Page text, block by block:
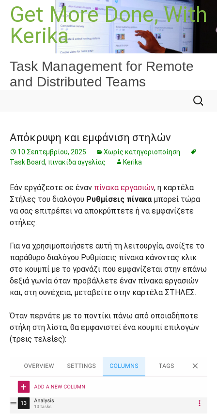
Μετάβαση
περιεχόμενο
Get More Done, With
Kerika
Task Management for Remote
and Distributed Teams
για:
Απόκρυψη και εμφάνιση στηλών
10 Σεπτεμβρίου, 2025
Χωρίς κατηγοριοποίηση
Task Board, πινακίδα αγγελίας Kerika
Εάν εργάζεστε σε έναν πίνακα εργασιών, η καρτέλα
Στήλες του διαλόγου Ρυθμίσεις πίνακα μπορεί τώρα
να σας επιτρέπει να αποκρύπτετε ή να εμφανίζετε
στήλες.
Για να χρησιμοποιήσετε αυτή τη λειτουργία, ανοίξτε το
παράθυρο διαλόγου Ρυθμίσεις πίνακα κάνοντας κλικ
στο κουμπί με το γρανάζι που εμφανίζεται στην επάνω
δεξιά γωνία όταν προβάλλετε έναν πίνακα εργασιών
και, στη συνέχεια, μεταβείτε στην καρτέλα ΣΤΗΛΕΣ.
Όταν περνάτε με το ποντίκι πάνω από οποιαδήποτε
στήλη στη λίστα, θα εμφανιστεί ένα κουμπί επιλογών
(τρεις τελείες):